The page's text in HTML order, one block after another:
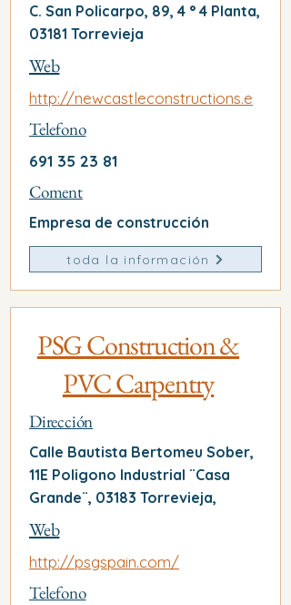
C. San Policarpo, 89, 4 ° 4 Planta,
03181 Torrevieja
Web
http://newcastleconstructions.e
Telefono
691 35 23 81
Coment
Empresa de construcción
toda la información
PSG Construction &
PVC Carpentry
Dirección
Calle Bautista Bertomeu Sober,
11E Poligono Industrial ¨Casa
Grande¨, 03183 Torrevieja,
Web
http://psgspain.com/
Telefono